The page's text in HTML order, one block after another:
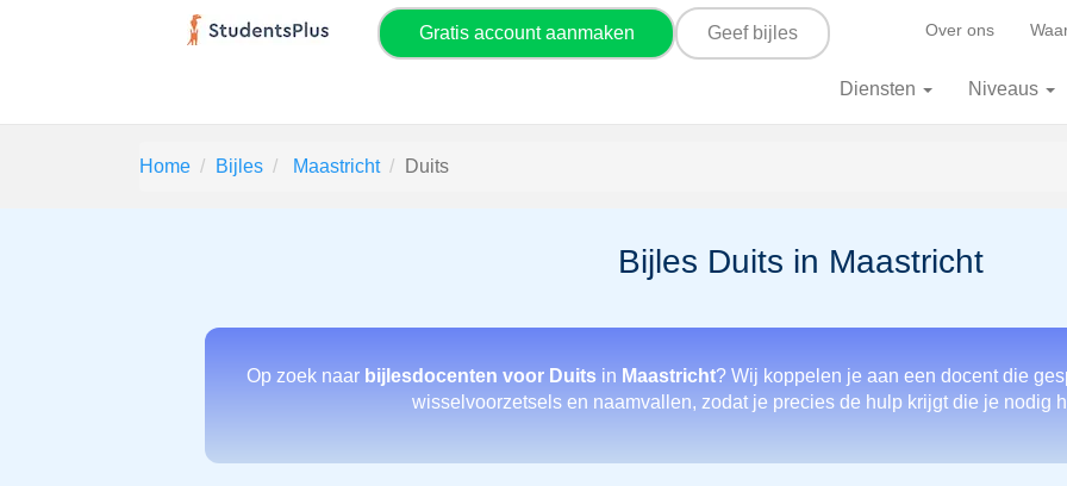
Gratis account aanmaken Geef bijles Over ons
Diensten Niveaus
Home Bijles Maastricht Duits
Bijles Duits in Maastricht
Op zoek naar bijlesdocenten voor Duits in Maastricht? Wij koppelen je aan een docent die
wisselvoorzetsels en naamvallen, zodat je precies de hulp krijgt die je nodig